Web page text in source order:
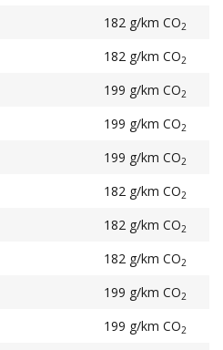
182 g/km CO2
182 g/km CO2
199 g/km CO2
199 g/km CO2
199 g/km CO2
182 g/km CO2
182 g/km CO2
182 g/km CO2
199 g/km CO2
199 g/km CO2